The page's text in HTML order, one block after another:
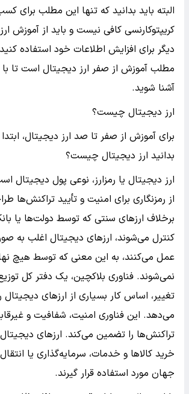
البته باید بدانید که تنها این مطلب برای
کریپتوکارنسی کافی نیست و باید از آموزش
دیگر برای افزایش اطلاعات خود استفاده
مطلب آموزش از صفر ارز دیجیتال است تا با
آشنا شوید.
ارز دیجیتال چیست؟
برای آموزش از صفر تا صد ارز دیجیتال،
بدانید ارز دیجیتال چیست؟
ارز دیجیتال یا رمزارز، نوعی پول دیجیتال
از رمزنگاری برای امنیت و تأیید تراکنش‌ها
برخلاف ارزهای سنتی که توسط دولت‌ها یا
کنترل می‌شوند، ارزهای دیجیتال اغلب به
عمل می‌کنند، به این معنی که توسط هیچ
نمی‌شوند. فناوری بلاکچین، یک دفتر کل
تغییر، اساس کار بسیاری از ارزهای
می‌دهد. این فناوری امنیت، شفافیت و
تراکنش‌ها را تضمین می‌کند. ارزهای دیجیتال
خرید کالاها و خدمات، سرمایه‌گذاری یا
جهان مورد استفاده قرار گیرند.